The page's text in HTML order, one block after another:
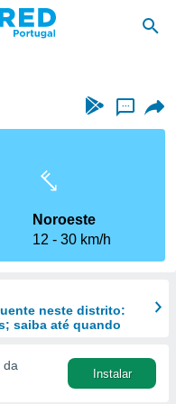
...
Noroeste
12
30 km/h
neste distrito:
saiba até quando
da
Instalar